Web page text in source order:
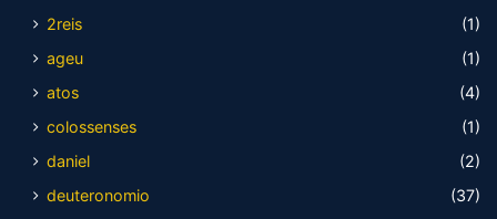
2reis
(1)
ageu
(1)
atos
(4)
colossenses
(1)
daniel
(2)
deuteronomio
(37)